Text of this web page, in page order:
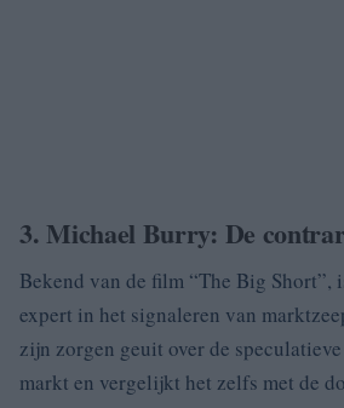
3. Michael Burry: De
Bekend van de film “The Big Short”,
expert in het signaleren van
zijn zorgen geuit over de
markt en vergelijkt het zelfs met de